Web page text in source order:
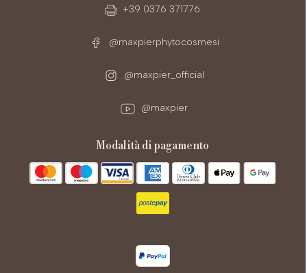
+39 0376 371776
@maxpierphytocosmesi
@maxpier_official
@maxpier
modalità di pagamento